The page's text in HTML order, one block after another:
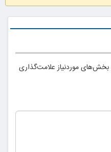
بخش‌های موردنیاز علامت‌گذاری